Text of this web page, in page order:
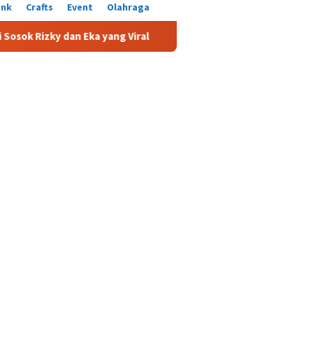
Crafts Event Olahraga
yang Viral Eks Jampidsus Febrie Adriansyah Siap